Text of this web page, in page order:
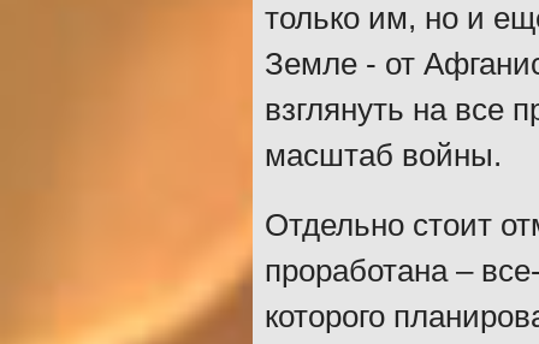
только им, но и
Земле - от
взглянуть на все
масштаб войны.
Отдельно стоит
проработана –
которого